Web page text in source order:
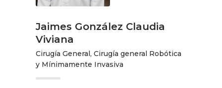
Jaimes González Claudia
Viviana
Cirugía General, Cirugía general Robótica
y Mínimamente Invasiva